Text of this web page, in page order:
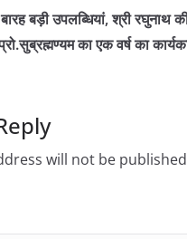
बड़ी उपलब्धियां, श्री रघुनाथ
का एक वर्ष का
will not be